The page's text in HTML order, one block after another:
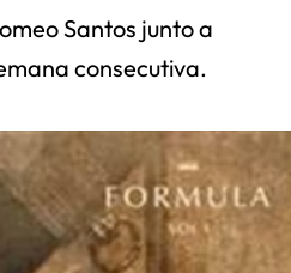
Santos junto a
consecutiva.